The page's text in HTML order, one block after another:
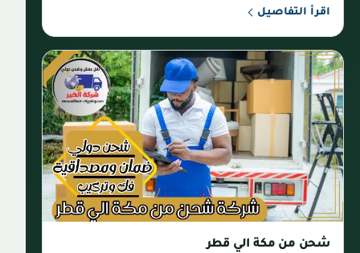
اقرأ التفاصيل
شحن من مكة الي قطر